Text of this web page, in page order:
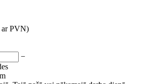
ar PVN)
−